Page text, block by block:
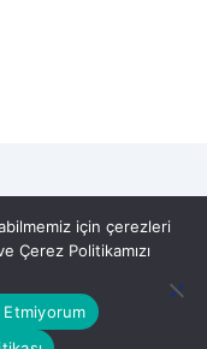
ve Gözetim
için çerezleri
Çerez Politikamızı
Etmiyorum